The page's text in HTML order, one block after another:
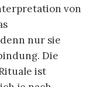
von
nur sie
Die
ist